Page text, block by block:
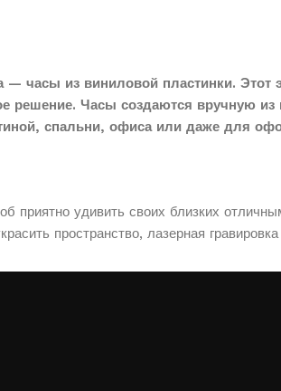
часы из виниловой пластинки.
решение. Часы создаются вручную
спальни, офиса или даже для
приятно удивить своих близких
пространство, лазерная